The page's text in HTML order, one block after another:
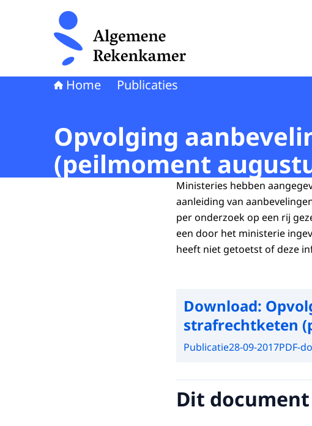
Naar de homepage van Algemene Rekenkamer
Home Publicaties
Opvolging
(peilmoment
Ministeries hebben
aanleiding van
per onderzoek op een rij
een door het ministerie
heeft niet getoetst of deze
Download:
strafrechtketen
Publicatie28-09-2017PDF-
Dit